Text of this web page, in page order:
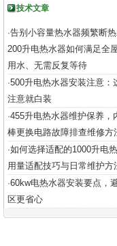
技术文章
·告别小容量热水器频繁断热
200升电热水器如何满足全
用水、无需反复等待
·500升电热水器安装注意：
注意就白装
·455升电热水器维护保养，
棒更换电路故障排查维修方
·如何选择适配的1000升电
用量适配技巧与日常维护方
·60kw电热水器安装要点，
区更省心